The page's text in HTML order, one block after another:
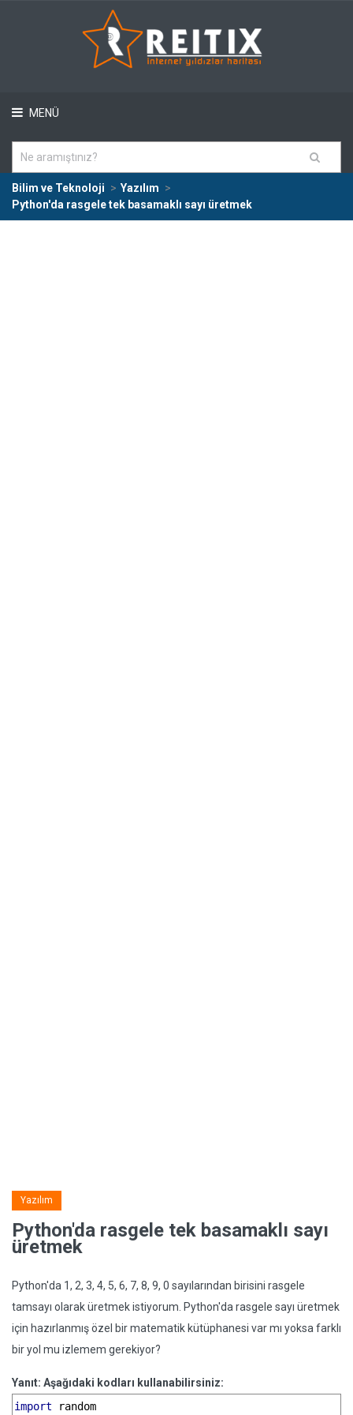
MENÜ
Bilim ve Teknoloji
Yazılım
Python'da rasgele tek basamaklı sayı üretmek
Yazılım
Python'da rasgele tek basamaklı sayı
üretmek
Python'da 1, 2, 3, 4, 5, 6, 7, 8, 9, 0 sayılarından birisini rasgele
tamsayı olarak üretmek istiyorum. Python'da rasgele sayı üretmek
için hazırlanmış özel bir matematik kütüphanesi var mı yoksa farklı
bir yol mu izlemem gerekiyor?
Yanıt: Aşağıdaki kodları kullanabilirsiniz:
import random